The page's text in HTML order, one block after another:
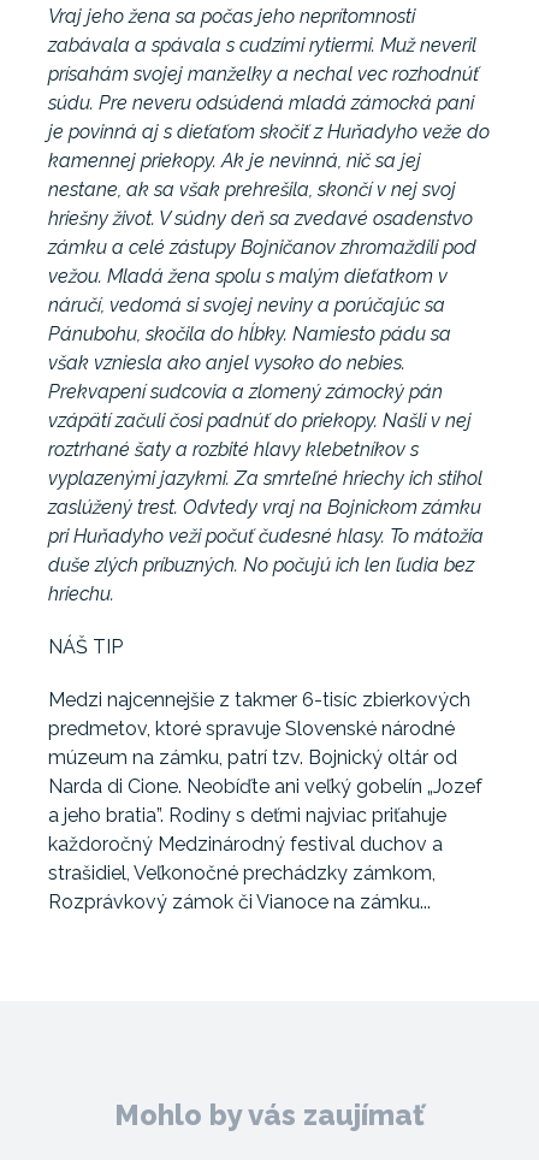
Vraj jeho žena sa počas jeho neprítomnosti
zabávala a spávala s cudzími rytiermi. Muž neveril
prísahám svojej manželky a nechal vec rozhodnúť
súdu. Pre neveru odsúdená mladá zámocká pani
je povinná aj s dieťaťom skočiť z Huňadyho veže do
kamennej priekopy. Ak je nevinná, nič sa jej
nestane, ak sa však prehrešila, skončí v nej svoj
hriešny život. V súdny deň sa zvedavé osadenstvo
zámku a celé zástupy Bojničanov zhromaždili pod
vežou. Mladá žena spolu s malým dieťatkom v
náručí, vedomá si svojej neviny a porúčajúc sa
Pánubohu, skočila do hĺbky. Namiesto pádu sa
však vzniesla ako anjel vysoko do nebies.
Prekvapení sudcovia a zlomený zámocký pán
vzápätí začuli čosi padnúť do priekopy. Našli v nej
roztrhané šaty a rozbité hlavy klebetníkov s
vyplazenými jazykmi. Za smrteľné hriechy ich stihol
zaslúžený trest. Odvtedy vraj na Bojnickom zámku
pri Huňadyho veži počuť čudesné hlasy. To mátožia
duše zlých príbuzných. No počujú ich len ľudia bez
hriechu.
NÁŠ TIP
Medzi najcennejšie z takmer 6-tisíc zbierkových
predmetov, ktoré spravuje Slovenské národné
múzeum na zámku, patrí tzv. Bojnický oltár od
Narda di Cione. Neobíďte ani veľký gobelín „Jozef
a jeho bratia”. Rodiny s deťmi najviac priťahuje
každoročný Medzinárodný festival duchov a
strašidiel, Veľkonočné prechádzky zámkom,
Rozprávkový zámok či Vianoce na zámku...
Mohlo by vás zaujímať